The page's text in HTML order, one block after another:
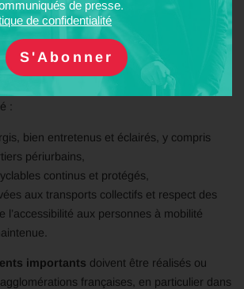
de presse.
de confidentialité
aux déplacements à pied, en vélo
sont indispensables dans le cadre des
:
bien entretenus et éclairés, y compris
périurbains,
continus et protégés,
aux transports collectifs et respect des
l’accessibilité aux personnes à mobilité
importants doivent être réalisés ou
françaises, en particulier dans